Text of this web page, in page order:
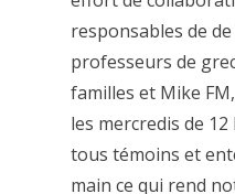
responsables de
professeurs de
familles et Mike
les mercredis de
tous témoins et
main ce qui rend